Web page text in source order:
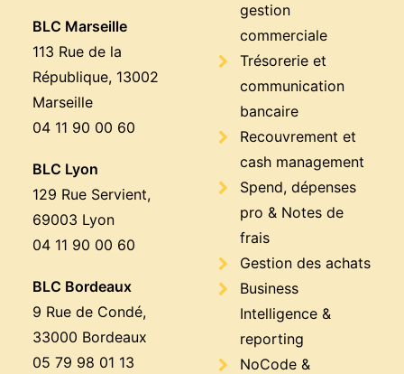
BLC Marseille
113 Rue de la
République, 13002
Marseille
04 11 90 00 60
BLC Lyon
129 Rue Servient,
69003 Lyon
04 11 90 00 60
BLC Bordeaux
9 Rue de Condé,
33000 Bordeaux
05 79 98 01 13
gestion
commerciale
Trésorerie et
communication
bancaire
Recouvrement et
cash management
Spend, dépenses
pro & Notes de
frais
Gestion des achats
Business
Intelligence &
reporting
NoCode &